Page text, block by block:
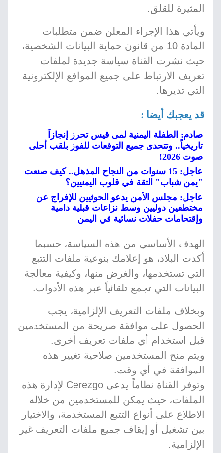
المثيرة للقلق.
ويأتي هذا الإجراء المعلن ضمن متطلبات
المادة 10 من قانون حماية البيانات الشخصية،
حيث نشرت القناة سياسة جديدة لملفات
تعريف الارتباط على جميع المواقع الإلكترونية
التي تديرها.
قد يعجبك أيضا :
صادم: الطفلة اليمنية لمى قيس تحرز إنجازاً
تاريخياً.. وتتحدى جميع التوقعات للفوز بلقب أحلى
صوت 2026!
عاجل: 15 سنوات من النجاح المذهل.. كيف صنعت
"يمن شباب" الثقة في قلوب اليمنيين؟
عاجل: مجلس الأمن يدعو الحوثيين للإفراج عن
مختطفين دوليين وسط نزاعات قبلية دامية
وإقتحامات حفلات نسائية في اليمن
الهدف الأساسي من هذه السياسة، حسبما
أكدت البلاد، هو إعلامك بنوعية ملفات التتبع
التي تستخدمها، والغرض منها، وكيفية معالجة
البيانات التي تجمع تلقائياً عبر هذه الأدوات.
وبخلاف ملفات التعريف الإلزامية، يجب
الحصول على موافقة صريحة من المستخدمين
قبل استخدام أي ملفات تعريف أخرى.
ويتم منح المستخدمين صلاحية تغيير هذه
الموافقة في أي وقت.
وتوفر القناة نظاماً يدعى Cerezgo لإدارة هذه
الملفات، حيث يمكن للمستخدمين من خلاله
الاطلاع على أنواع التتبع المستخدمة، والاختيار
بين تشغيل أو إيقاف جميع ملفات التعريف غير
الإلزامية.